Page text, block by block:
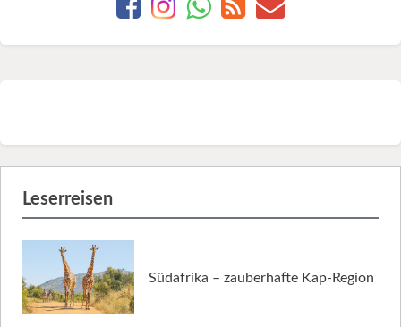
Leserreisen
Südafrika – zauberhafte Kap-Region